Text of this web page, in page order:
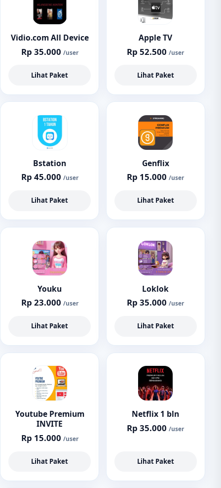
Vidio.com All Device
Rp 35.000 /user
Lihat Paket
Apple TV
Rp 52.500/user
Lihat Paket
Bstation
Rp 45.000 /user
Lihat Paket
Genflix
Rp 15.000/user
Lihat Paket
Youku
Rp 23.000 /user
Lihat Paket
Loklok
Rp 35.000/user
Lihat Paket
Youtube Premium
INVITE
Rp 15.000 /user
Lihat Paket
Netflix 1 bln
Rp 35.000/user
Lihat Paket